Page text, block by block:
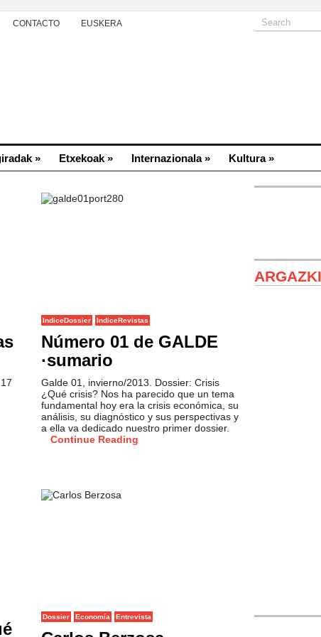
CONTACTO EUSKERA
» Etxekoak » Internazionala» Kultura»
IndiceDossier IndiceRevistas
Número 01 de GALDE
·sumario
Galde 01, invierno/2013. Dossier: Crisis
¿Qué crisis? Nos ha parecido que un tema
fundamental hoy era la crisis económica, su
análisis, su diagnóstico y sus perspectivas y
a ella va dedicado nuestro primer dossier.
Continue Reading
Dossier Economía Entrevista